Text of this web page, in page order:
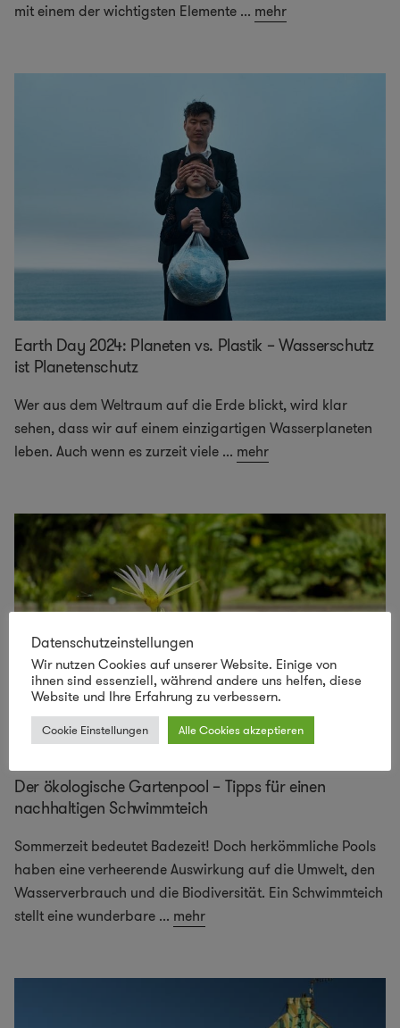
mit einem der wichtigsten Elemente ... mehr
Earth Day 2024: Planeten vs. Plastik – Wasserschutz
ist Planetenschutz
Wer aus dem Weltraum auf die Erde blickt, wird klar
sehen, dass wir auf einem einzigartigen Wasserplaneten
leben. Auch wenn es zurzeit viele ... mehr
Der ökologische Gartenpool – Tipps für einen
nachhaltigen Schwimmteich
Sommerzeit bedeutet Badezeit! Doch herkömmliche Pools
haben eine verheerende Auswirkung auf die Umwelt, den
Wasserverbrauch und die Biodiversität. Ein Schwimmteich
stellt eine wunderbare ... mehr
Datenschutzeinstellungen
Wir nutzen Cookies auf unserer Website. Einige von
ihnen sind essenziell, während andere uns helfen, diese
Website und Ihre Erfahrung zu verbessern.
Cookie Einstellungen Alle Cookies akzeptieren